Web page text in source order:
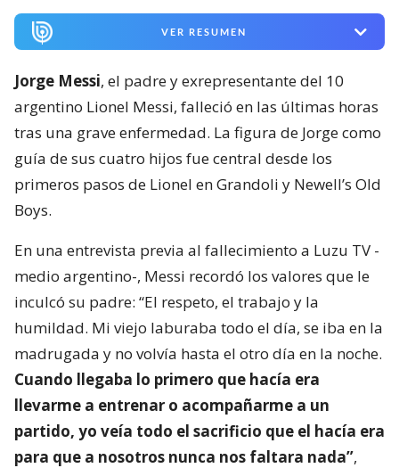
VER RESUMEN
Jorge Messi, el padre y exrepresentante del 10
argentino Lionel Messi, falleció en las últimas horas
tras una grave enfermedad. La figura de Jorge como
guía de sus cuatro hijos fue central desde los
primeros pasos de Lionel en Grandoli y Newell’s Old
Boys.
En una entrevista previa al fallecimiento a Luzu TV -
medio argentino-, Messi recordó los valores que le
inculcó su padre: “El respeto, el trabajo y la
humildad. Mi viejo laburaba todo el día, se iba en la
madrugada y no volvía hasta el otro día en la noche.
Cuando llegaba lo primero que hacía era
llevarme a entrenar o acompañarme a un
partido, yo veía todo el sacrificio que el hacía era
para que a nosotros nunca nos faltara nada”,